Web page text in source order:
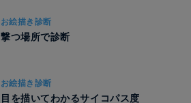
お絵描き診断
撃つ場所で診断
お絵描き診断
目を描いてわかるサイコパス度